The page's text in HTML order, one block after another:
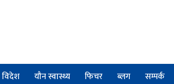
विदेश यौन स्वास्थ्य फिचर ब्लग सम्पर्क